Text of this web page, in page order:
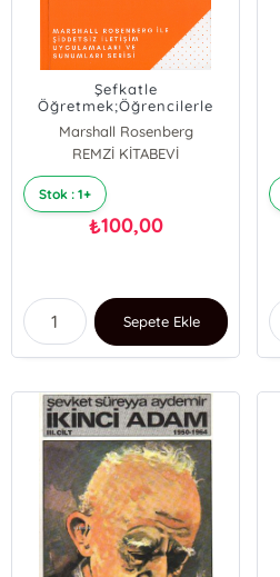
Şefkatle
Öğretmek;Öğrencilerle
Öğretmenlerin Karşılıklı
Anlayış İçinde Başarıya
Ulaşmalarının Yolu...
Marshall Rosenberg
REMZİ KİTABEVİ
Stok : 1+
₺100,00
Sepete Ekle